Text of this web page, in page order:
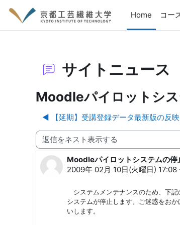
Home
コー
サイトニュース
Moodleパイロットシ
◀︎ 【延期】受講登録データ最新版の反
表示モード
Moodleパイロットシステムの停
2009年 02月 10日(火曜日) 17:08
返信数: 0
システムメンテナンスのため、下
システムが停止します。ご迷惑をお